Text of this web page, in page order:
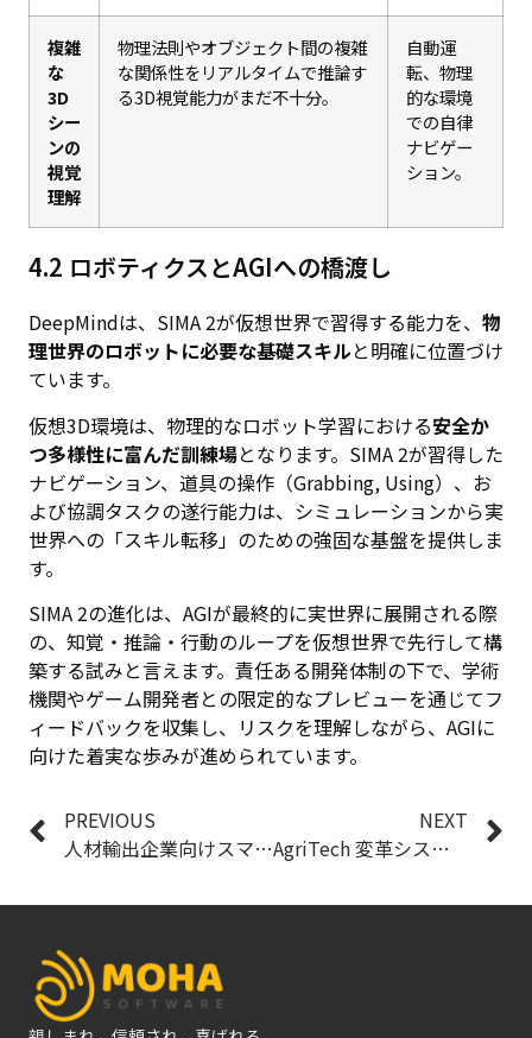
複雑
な
3D
シー
ンの
視覚
理解
物理法則やオブジェクト間の複雑
な関係性をリアルタイムで推論す
る3D視覚能力がまだ不十分。
自動運
転、物理
的な環境
での自律
ナビゲー
ション。
4.2 ロボティクスとAGIへの橋渡し
DeepMindは、SIMA 2が仮想世界で習得する能力を、 物
理世界のロボットに必要な基礎スキルと明確に位置づけ
ています。
仮想3D環境は、物理的なロボット学習における安全か
つ多様性に富んだ訓練場となります。SIMA 2が習得した
ナビゲーション、道具の操作（Grabbing, Using）、お
よび協調タスクの遂行能力は、シミュレーションから実
世界への「スキル転移」のための強固な基盤を提供しま
す。
SIMA 2の進化は、AGIが最終的に実世界に展開される際
の、知覚・推論・行動のループを仮想世界で先行して構
築する試みと言えます。責任ある開発体制の下で、学術
機関やゲーム開発者との限定的なプレビューを通じてフ
ィードバックを収集し、リスクを理解しながら、AGIに
向けた着実な歩みが進められています。
PREVIOUS
人材輸出企業向けスマートな 言語学習アプリ の構築
NEXT
AgriTech 変革システム：GenAIで農家を支援する